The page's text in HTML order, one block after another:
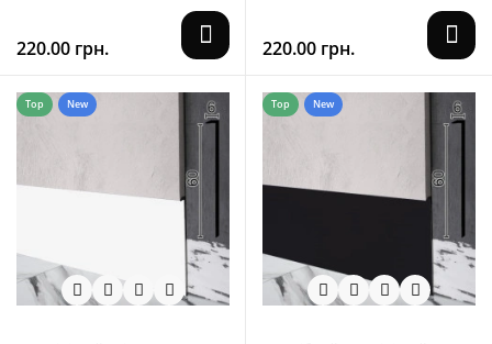
220.00 грн. 220.00 грн.
Top New Top New